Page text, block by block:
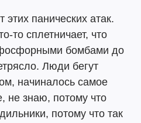
панических атак.
то сплетничает, что
бомбами до
Люди бегут
начиналось самое
не знаю, потому что
потому что так